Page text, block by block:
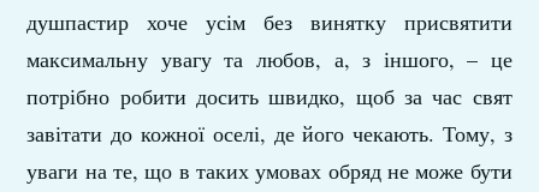
душпастир хоче усім без винятку присвятити
максимальну увагу та любов, а, з іншого, – це
потрібно робити досить швидко, щоб за час свят
завітати до кожної оселі, де його чекають. Тому, з
уваги на те, що в таких умовах обряд не може бути